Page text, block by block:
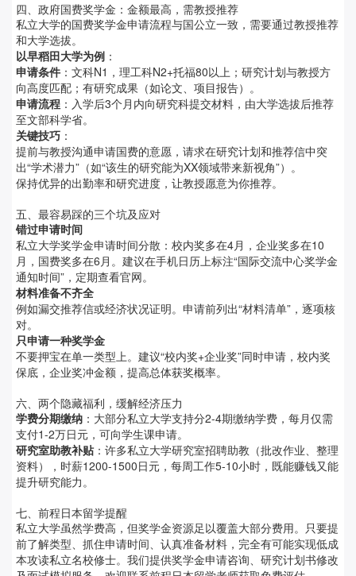
四、政府国费奖学金：金额最高，需教授推荐
私立大学的国费奖学金申请流程与国公立一致，需要通过教授推荐
和大学选拔。
以早稻田大学为例 ：
申请条件 ：文科N1，理工科N2+托福80以上；研究计划与教授方
向高度匹配；有研究成果（如论文、项目报告）。
申请流程 ：入学后3个月内向研究科提交材料，由大学选拔后推荐
至文部科学省。
关键技巧 ：
提前与教授沟通申请国费的意愿，请求在研究计划和推荐信中突
出“学术潜力”（如“该生的研究能为XX领域带来新视角”）。
保持优异的出勤率和研究进度，让教授愿意为你推荐。
五、最容易踩的三个坑及应对
错过申请时间
私立大学奖学金申请时间分散：校内奖多在4月，企业奖多在10
月，国费奖多在6月。建议在手机日历上标注“国际交流中心奖学金
通知时间”，定期查看官网。
材料准备不齐全
例如漏交推荐信或经济状况证明。申请前列出“材料清单”，逐项核
对。
只申请一种奖学金
不要押宝在单一类型上。建议“校内奖+企业奖”同时申请，校内奖
保底，企业奖冲金额，提高总体获奖概率。
六、两个隐藏福利，缓解经济压力
学费分期缴纳 ：大部分私立大学支持分2-4期缴纳学费，每月仅需
支付1-2万日元，可向学生课申请。
研究室助教补贴：许多私立大学研究室招聘助教（批改作业、整理
资料），时薪1200-1500日元，每周工作5-10小时，既能赚钱又能
提升研究能力。
七、前程日本留学提醒
私立大学虽然学费高，但奖学金资源足以覆盖大部分费用。只要提
前了解类型、抓住申请时间、认真准备材料，完全有可能实现低成
本攻读私立名校修士。我们提供奖学金申请咨询、研究计划书修改